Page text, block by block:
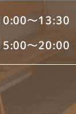
～13:30
～20:00